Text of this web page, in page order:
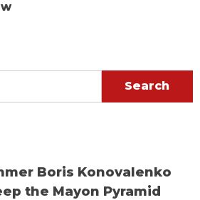
Boris Konovalenko
the Mayon Pyramid